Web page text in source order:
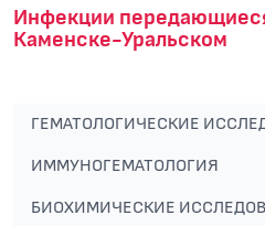
Инфекции
Каменске-Уральском
ГЕМАТОЛОГИЧЕСКИЕ
ИММУНОГЕМАТОЛОГИЯ
БИОХИМИЧЕСКИЕ